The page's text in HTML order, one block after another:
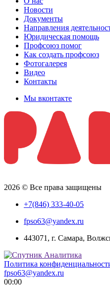
Новости
Документы
Направления
Юридическая помощь
Профсоюз помог
Как создать профсоюз
Фотогалерея
Видео
Контакты
Мы вконтакте
2026 © Все права защищены
+7(846) 333-40-05
fpso63@yandex.ru
443071, г. Самара,
Политика
fpso63@yandex.ru
00:00